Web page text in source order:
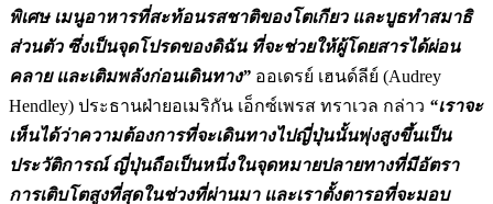
พิเศษ เมนูอาหารที่สะท้อนรสชาติของโตเกียว และบูธทำสมาธิ
ส่วนตัว ซึ่งเป็นจุดโปรดของดิฉัน ที่จะช่วยให้ผู้โดยสารได้ผ่อน
คลาย และเติมพลังก่อนเดินทาง” ออเดรย์ เฮนด์ลีย์ (Audrey
Hendley) ประธานฝ่ายอเมริกัน เอ็กซ์เพรส ทราเวล กล่าว “เราจะ
เห็นได้ว่าความต้องการที่จะเดินทางไปญี่ปุ่นนั้นพุ่งสูงขึ้นเป็น
ประวัติการณ์ ญี่ปุ่นถือเป็นหนึ่งในจุดหมายปลายทางที่มีอัตรา
การเติบโตสูงที่สุดในช่วงที่ผ่านมา และเราตั้งตารอที่จะมอบ